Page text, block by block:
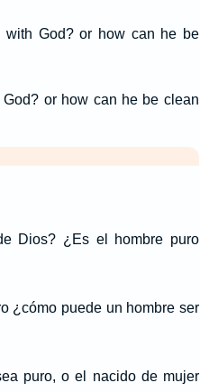
with God? or how can he be
or how can he be clean
Dios? ¿Es el hombre puro
¿cómo puede un hombre ser
puro, o el nacido de mujer